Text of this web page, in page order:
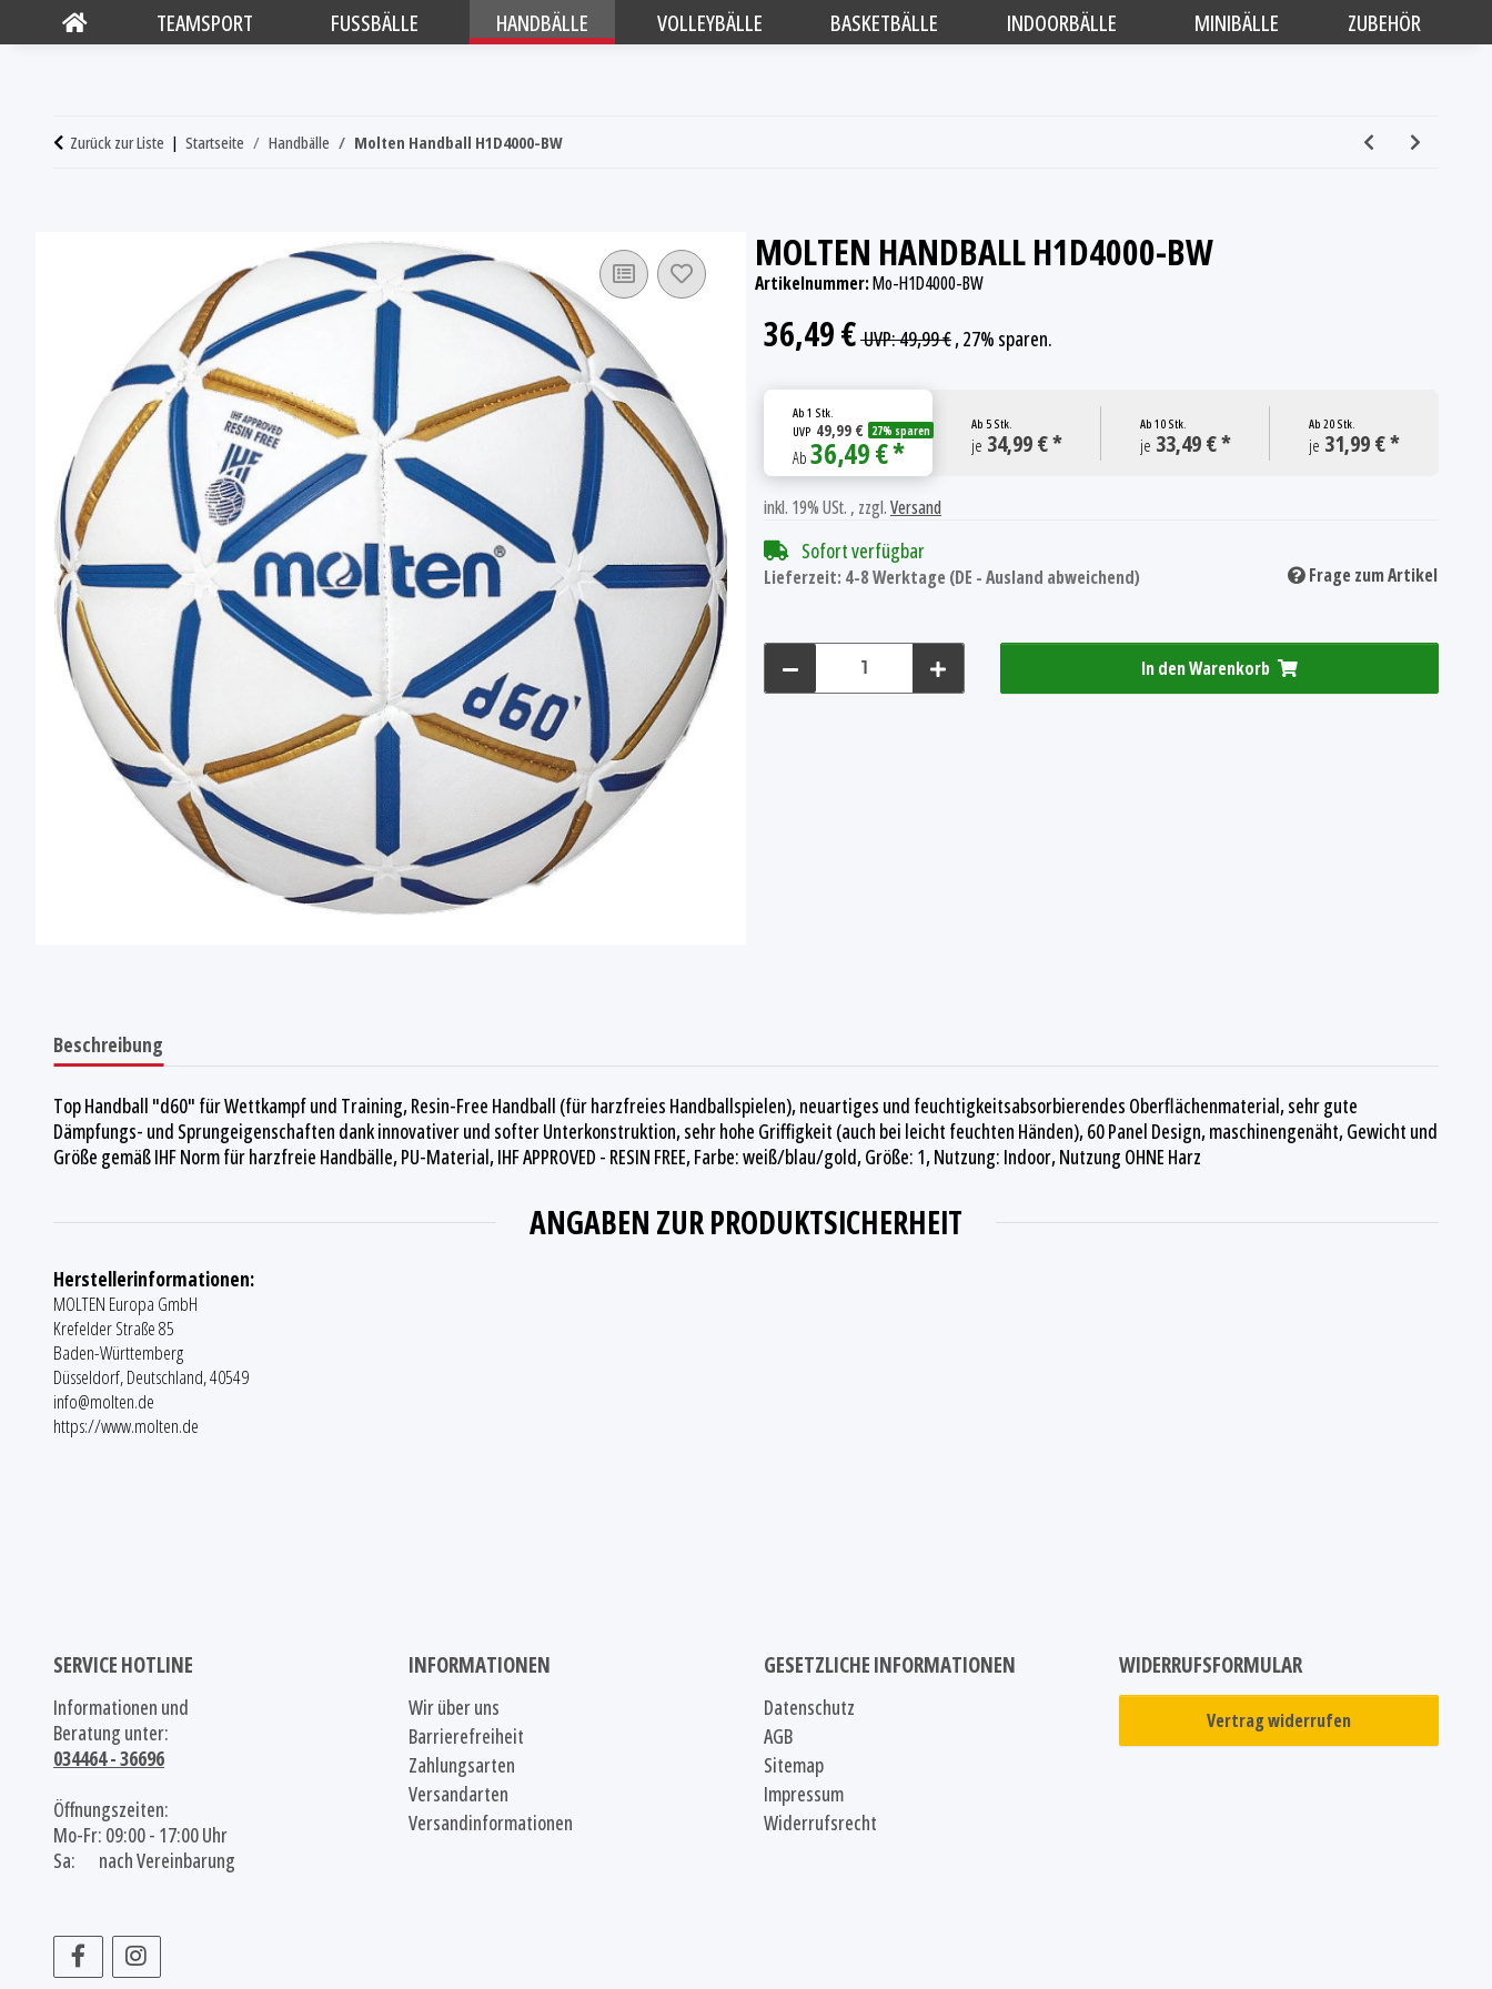
TEAMSPORT FUSSBÄLLE HANDBÄLLE VOLLEYBÄLLE BASKETBÄLLE INDOORBÄLLE MINIBÄLLE ZUBEHÖR
Zurück zur Liste Startseite Handbälle Molten Handball H1D4000-BW
MOLTEN HANDBALL H1D4000-BW
Artikelnummer:Mo-H1D4000-BW
36,49 €UVP:49,99 €, 27% sparen.
Ab 1 Stk.
UVP 49,99 € 27% sparen
Ab36,49 € *
Ab 5 Stk.
je 34,99 € *
Ab 10 Stk.
je 33,49 € *
Ab 20 Stk.
je 31,99 € *
inkl. 19% USt. , zzgl.Versand
Sofort verfügbar
Lieferzeit: 4-8 Werktage (DE - Ausland abweichend) Frage zum Artikel
In den Warenkorb
Beschreibung
Top Handball "d60" für Wettkampf und Training, Resin-Free Handball (für harzfreies Handballspielen), neuartiges und feuchtigkeitsabsorbierendes Oberflächenmaterial, sehr gute
Dämpfungs- und Sprungeigenschaften dank innovativer und softer Unterkonstruktion, sehr hohe Griffigkeit (auch bei leicht feuchten Händen), 60 Panel Design, maschinengenäht, Gewicht und
Größe gemäß IHF Norm für harzfreie Handbälle, PU-Material, IHF APPROVED - RESIN FREE, Farbe: weiß/blau/gold, Größe: 1, Nutzung: Indoor, Nutzung OHNE Harz
ANGABEN ZUR PRODUKTSICHERHEIT
Herstellerinformationen:
MOLTEN Europa GmbH
Krefelder Straße 85
Baden-Württemberg
Düsseldorf, Deutschland, 40549
info@molten.de
https://www.molten.de
SERVICE HOTLINE
Informationen und
Beratung unter:
034464 - 36696
Öffnungszeiten:
Mo-Fr: 09:00 - 17:00 Uhr
Sa: nach Vereinbarung
INFORMATIONEN
Wir über uns
Barrierefreiheit
Zahlungsarten
Versandarten
Versandinformationen
GESETZLICHE INFORMATIONEN
Datenschutz
AGB
Sitemap
Impressum
Widerrufsrecht
WIDERRUFSFORMULAR
Vertrag widerrufen